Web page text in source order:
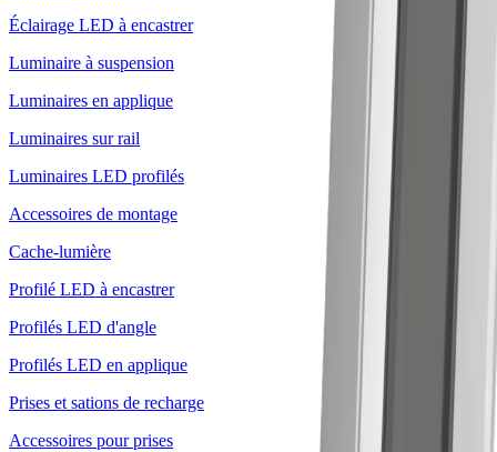
Éclairage LED à encastrer
Luminaire à suspension
Luminaires en applique
Luminaires sur rail
Luminaires LED profilés
Accessoires de montage
Cache-lumière
Profilé LED à encastrer
Profilés LED d'angle
Profilés LED en applique
Prises et sations de recharge
Accessoires pour prises